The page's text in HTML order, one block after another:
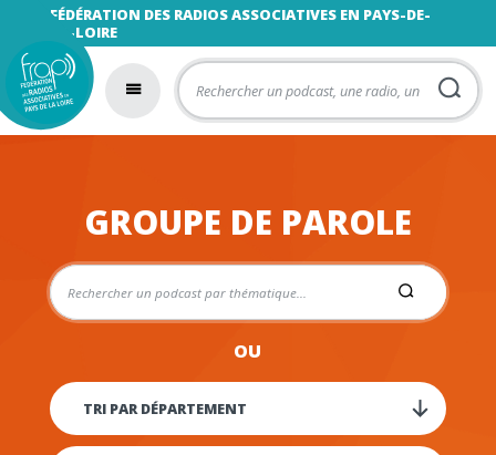
FÉDÉRATION DES RADIOS ASSOCIATIVES EN PAYS-DE-
LA-LOIRE
GROUPE DE PAROLE
OU